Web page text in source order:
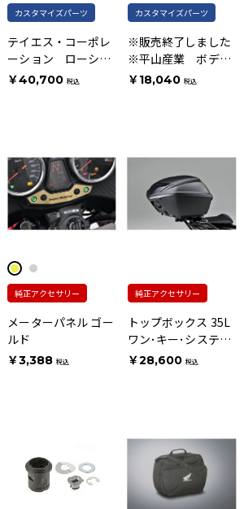
カスタマイズパーツ
テイエス・コーポレ
ーション ローシー
ト SPモデル対応
￥40,700 税込
カスタマイズパーツ
※販売終了しました
※平山産業 ボディ
カバー
￥18,040 税込
純正アクセサリー
メーターパネル ゴー
ルド
￥3,388 税込
純正アクセサリー
トップボックス 35L
ワン･キー･システム
タイプ ウェーブタイ
￥28,600 税込